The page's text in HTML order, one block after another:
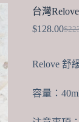
台灣
$
$128.00
Relove 舒
容量：